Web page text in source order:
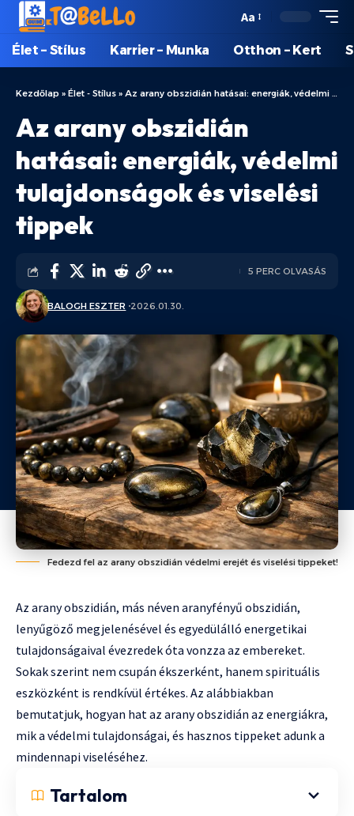
Aa
Élet – Stílus Karrier – Munka Otthon – Kert
Kezdőlap » Élet - Stílus » Az arany obszidián hatásai: energiák, védelmi tulajdonságok és viselési tippek
Az arany obszidián
hatásai: energiák, védelmi
tulajdonságok és viselési
tippek
BALOGH ESZTER 2026.01.30.
5 PERC OLVASÁS
Fedezd fel az arany obszidián védelmi erejét és viselési tippeket!
Az arany obszidián, más néven aranyfényű obszidián,
lenyűgöző megjelenésével és egyedülálló energetikai
tulajdonságaival évezredek óta vonzza az embereket.
Sokak szerint nem csupán ékszerként, hanem spirituális
eszközként is rendkívül értékes. Az alábbiakban
bemutatjuk, hogyan hat az arany obszidián az energiákra,
mik a védelmi tulajdonságai, és hasznos tippeket adunk a
mindennapi viseléséhez.
Tartalom